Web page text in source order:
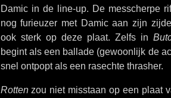
Damic in de line-up. De messcherpe
nog furieuzer met Damic aan zijn
ook sterk op deze plaat. Zelfs in
begint als een ballade (gewoonlijk de
snel ontpopt als een rasechte thrasher.
Rottenzou niet misstaan op een plaat